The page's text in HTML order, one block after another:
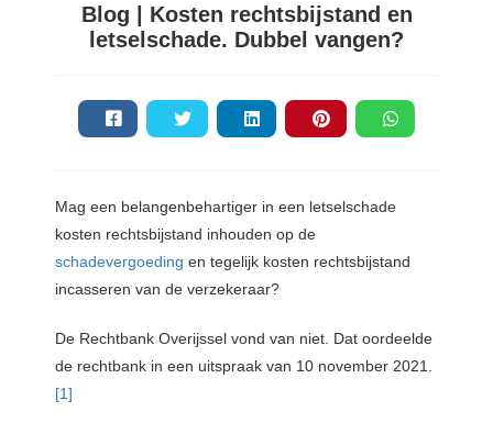
Blog | Kosten rechtsbijstand en
letselschade. Dubbel vangen?
Mag een belangenbehartiger in een letselschade
kosten rechtsbijstand inhouden op de
schadevergoeding en tegelijk kosten rechtsbijstand
incasseren van de verzekeraar?
De Rechtbank Overijssel vond van niet. Dat oordeelde
de rechtbank in een uitspraak van 10 november 2021.
[1]